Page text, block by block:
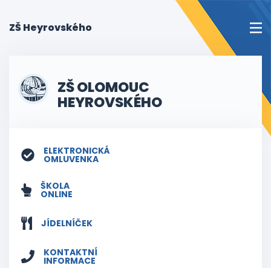
ZŠ Heyrovského
ZŠ OLOMOUC
HEYROVSKÉHO
ELEKTRONICKÁ
OMLUVENKA
ŠKOLA
ONLINE
JÍDELNÍČEK
KONTAKTNÍ
INFORMACE